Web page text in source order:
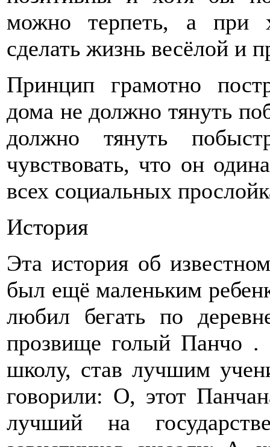
можно терпеть, а при
сделать жизнь весёлой и
Принцип грамотно
дома не должно тянуть
должно тянуть
чувствовать, что он
всех социальных
История
Эта история об
был ещё маленьким
любил бегать по
прозвище голый Панчо
школу, став лучшим
говорили: О, этот
лучший на